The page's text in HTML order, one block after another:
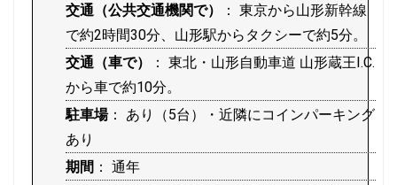
交通（公共交通機関で）
： 東京から山形新幹線
で約2時間30分、山形駅からタクシーで約5分。
交通（車で）
： 東北・山形自動車道 山形蔵王I.C.
から車で約10分。
駐車場： あり（5台）・近隣にコインパーキング
あり
期間 ： 通年